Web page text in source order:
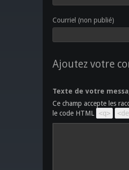
Courriel (non publié)
Ajoutez votre
Texte de votre
Ce champ accepte les
le code HTML
<q>